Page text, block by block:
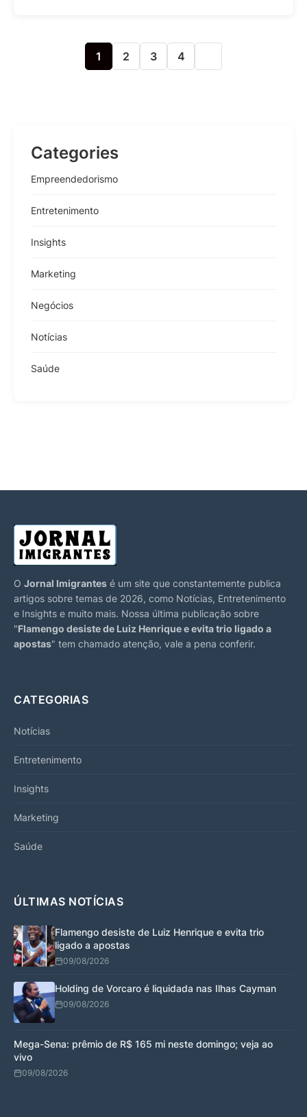
1 2 3 4
Categories
Empreendedorismo
Entretenimento
Insights
Marketing
Negócios
Notícias
Saúde
O Jornal Imigrantes é um site que constantemente publica
artigos sobre temas de 2026, como Notícias, Entretenimento
e Insights e muito mais. Nossa última publicação sobre
"Flamengo desiste de Luiz Henrique e evita trio ligado a
apostas" tem chamado atenção, vale a pena conferir.
CATEGORIAS
Notícias
Entretenimento
Insights
Marketing
Saúde
ÚLTIMAS NOTÍCIAS
Flamengo desiste de Luiz Henrique e evita trio
ligado a apostas
09/08/2026
Holding de Vorcaro é liquidada nas Ilhas Cayman
09/08/2026
Mega-Sena: prêmio de R$ 165 mi neste domingo; veja ao
vivo
09/08/2026